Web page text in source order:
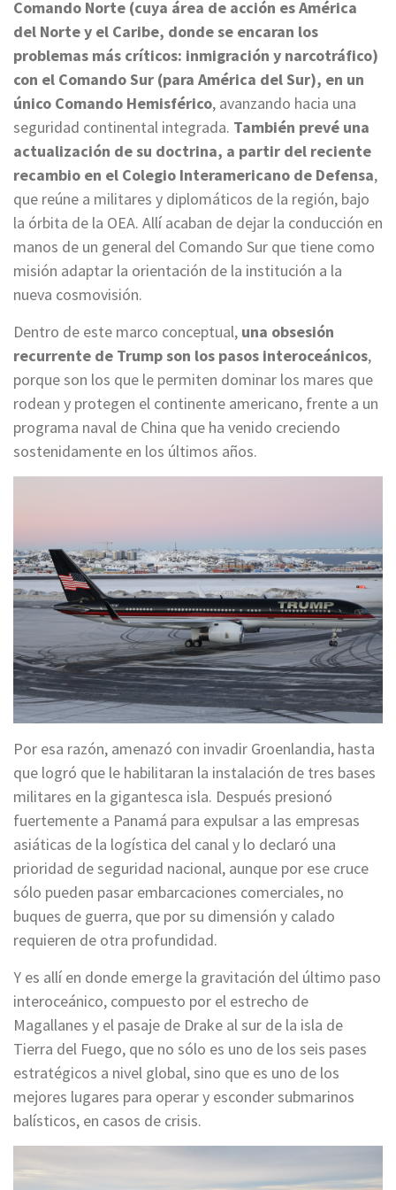
Comando Norte (cuya área de acción es América
del Norte y el Caribe, donde se encaran los
problemas más críticos: inmigración y narcotráfico)
con el Comando Sur (para América del Sur), en un
único Comando Hemisférico, avanzando hacia una
seguridad continental integrada. También prevé una
actualización de su doctrina, a partir del reciente
recambio en el Colegio Interamericano de Defensa,
que reúne a militares y diplomáticos de la región, bajo
la órbita de la OEA. Allí acaban de dejar la conducción en
manos de un general del Comando Sur que tiene como
misión adaptar la orientación de la institución a la
nueva cosmovisión.
Dentro de este marco conceptual, una obsesión
recurrente de Trump son los pasos interoceánicos,
porque son los que le permiten dominar los mares que
rodean y protegen el continente americano, frente a un
programa naval de China que ha venido creciendo
sostenidamente en los últimos años.
Por esa razón, amenazó con invadir Groenlandia, hasta
que logró que le habilitaran la instalación de tres bases
militares en la gigantesca isla. Después presionó
fuertemente a Panamá para expulsar a las empresas
asiáticas de la logística del canal y lo declaró una
prioridad de seguridad nacional, aunque por ese cruce
sólo pueden pasar embarcaciones comerciales, no
buques de guerra, que por su dimensión y calado
requieren de otra profundidad.
Y es allí en donde emerge la gravitación del último paso
interoceánico, compuesto por el estrecho de
Magallanes y el pasaje de Drake al sur de la isla de
Tierra del Fuego, que no sólo es uno de los seis pases
estratégicos a nivel global, sino que es uno de los
mejores lugares para operar y esconder submarinos
balísticos, en casos de crisis.